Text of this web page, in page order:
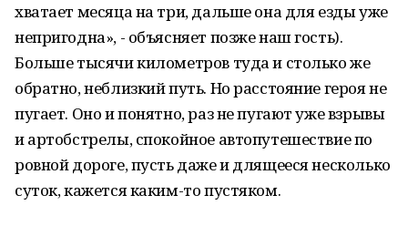
хватает месяца на три, дальше она для езды уже
непригодна», - объясняет позже наш гость).
Больше тысячи километров туда и столько же
обратно, неблизкий путь. Но расстояние героя не
пугает. Оно и понятно, раз не пугают уже взрывы
и артобстрелы, спокойное автопутешествие по
ровной дороге, пусть даже и длящееся несколько
суток, кажется каким-то пустяком.